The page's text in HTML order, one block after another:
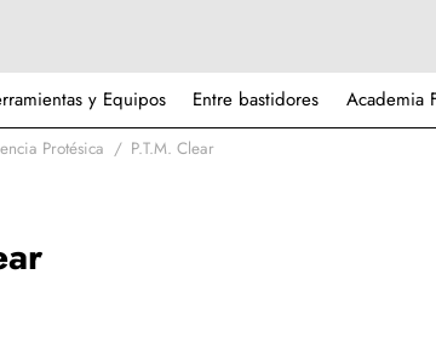
y Equipos Entre bastidores Academia
Protésica P.T.M. Clear